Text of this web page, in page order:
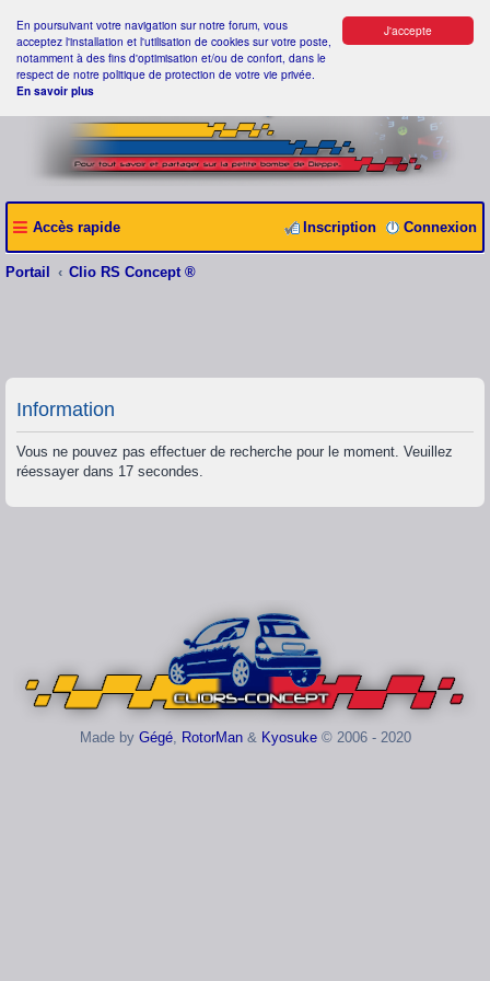
J'accepte
En poursuivant votre navigation sur notre forum, vous
acceptez l'installation et l'utilisation de cookies sur votre poste,
notamment à des fins d'optimisation et/ou de confort, dans le
respect de notre politique de protection de votre vie privée.
En savoir plus
Accès rapide Connexion
Inscription
Portail Clio RS Concept ®
Information
Vous ne pouvez pas effectuer de recherche pour le moment. Veuillez
réessayer dans 17 secondes.
Made by Gégé, RotorMan& Kyosuke© 2006 - 2020